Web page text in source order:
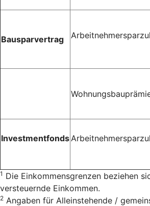
Bausparvertrag
Investmentfonds
1 Die Einkommensgrenzen beziehen
versteuernde Einkommen.
2 Angaben für Alleinstehende /